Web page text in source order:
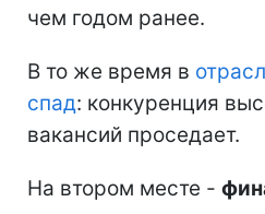
чем годом ранее.
В то же время в
спад: конкуренция
вакансий проседает.
На втором месте -